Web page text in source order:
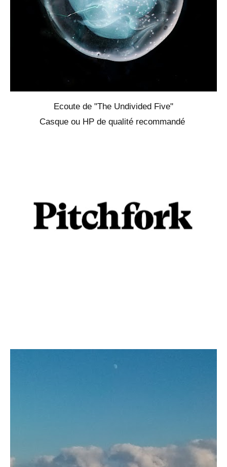
Ecoute de "The Undivided Five"
Casque ou HP de qualité recommandé